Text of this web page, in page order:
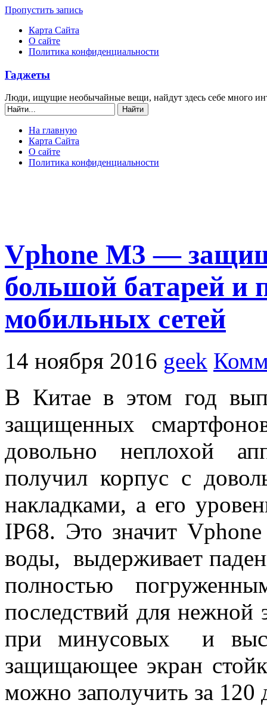
Пропустить запись
Карта Сайта
О сайте
Политика конфиденциальности
Гаджеты
Люди, ищущие необычайные вещи, найдут здесь себе много
На главную
Карта Сайта
О сайте
Политика конфиденциальности
Vphone M3 —
большой батарей и
мобильных сетей
14 ноября 2016 geek
В Китае в этом год
защищенных
довольно неплохой
получил корпус с
накладками, а его
IP68. Это значит
воды, выдерживает
полностью
последствий для нежной
при минусовых и
защищающее экран
можно заполучить за 120